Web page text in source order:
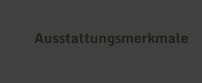
Ausstattungsmerkmale